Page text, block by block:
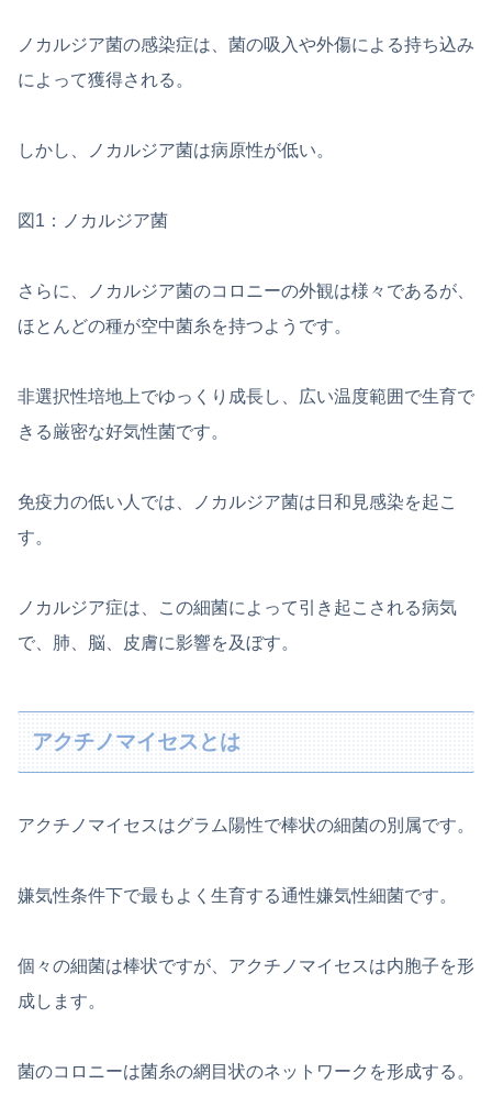
ノカルジア菌の感染症は、菌の吸入や外傷による持ち込み
によって獲得される。
しかし、ノカルジア菌は病原性が低い。
図1：ノカルジア菌
さらに、ノカルジア菌のコロニーの外観は様々であるが、
ほとんどの種が空中菌糸を持つようです。
非選択性培地上でゆっくり成長し、広い温度範囲で生育で
きる厳密な好気性菌です。
免疫力の低い人では、ノカルジア菌は日和見感染を起こ
す。
ノカルジア症は、この細菌によって引き起こされる病気
で、肺、脳、皮膚に影響を及ぼす。
アクチノマイセスとは
アクチノマイセスはグラム陽性で棒状の細菌の別属です。
嫌気性条件下で最もよく生育する通性嫌気性細菌です。
個々の細菌は棒状ですが、アクチノマイセスは内胞子を形
成します。
菌のコロニーは菌糸の網目状のネットワークを形成する。